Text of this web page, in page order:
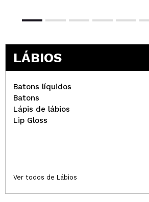
LÁBIOS
Batons líquidos
Batons
Lápis de lábios
Lip Gloss
Ver todos de Lábios